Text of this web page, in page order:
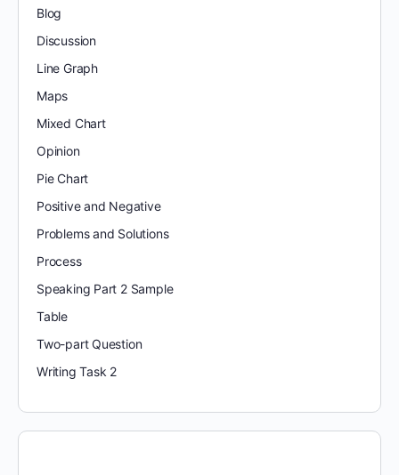
Blog
Discussion
Line Graph
Maps
Mixed Chart
Opinion
Pie Chart
Positive and Negative
Problems and Solutions
Process
Speaking Part 2 Sample
Table
Two-part Question
Writing Task 2